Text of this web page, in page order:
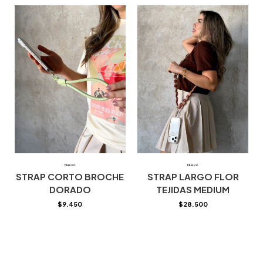
Nuevo
STRAP CORTO BROCHE
DORADO
$9.450
Nuevo
STRAP LARGO FLOR
TEJIDAS MEDIUM
$28.500